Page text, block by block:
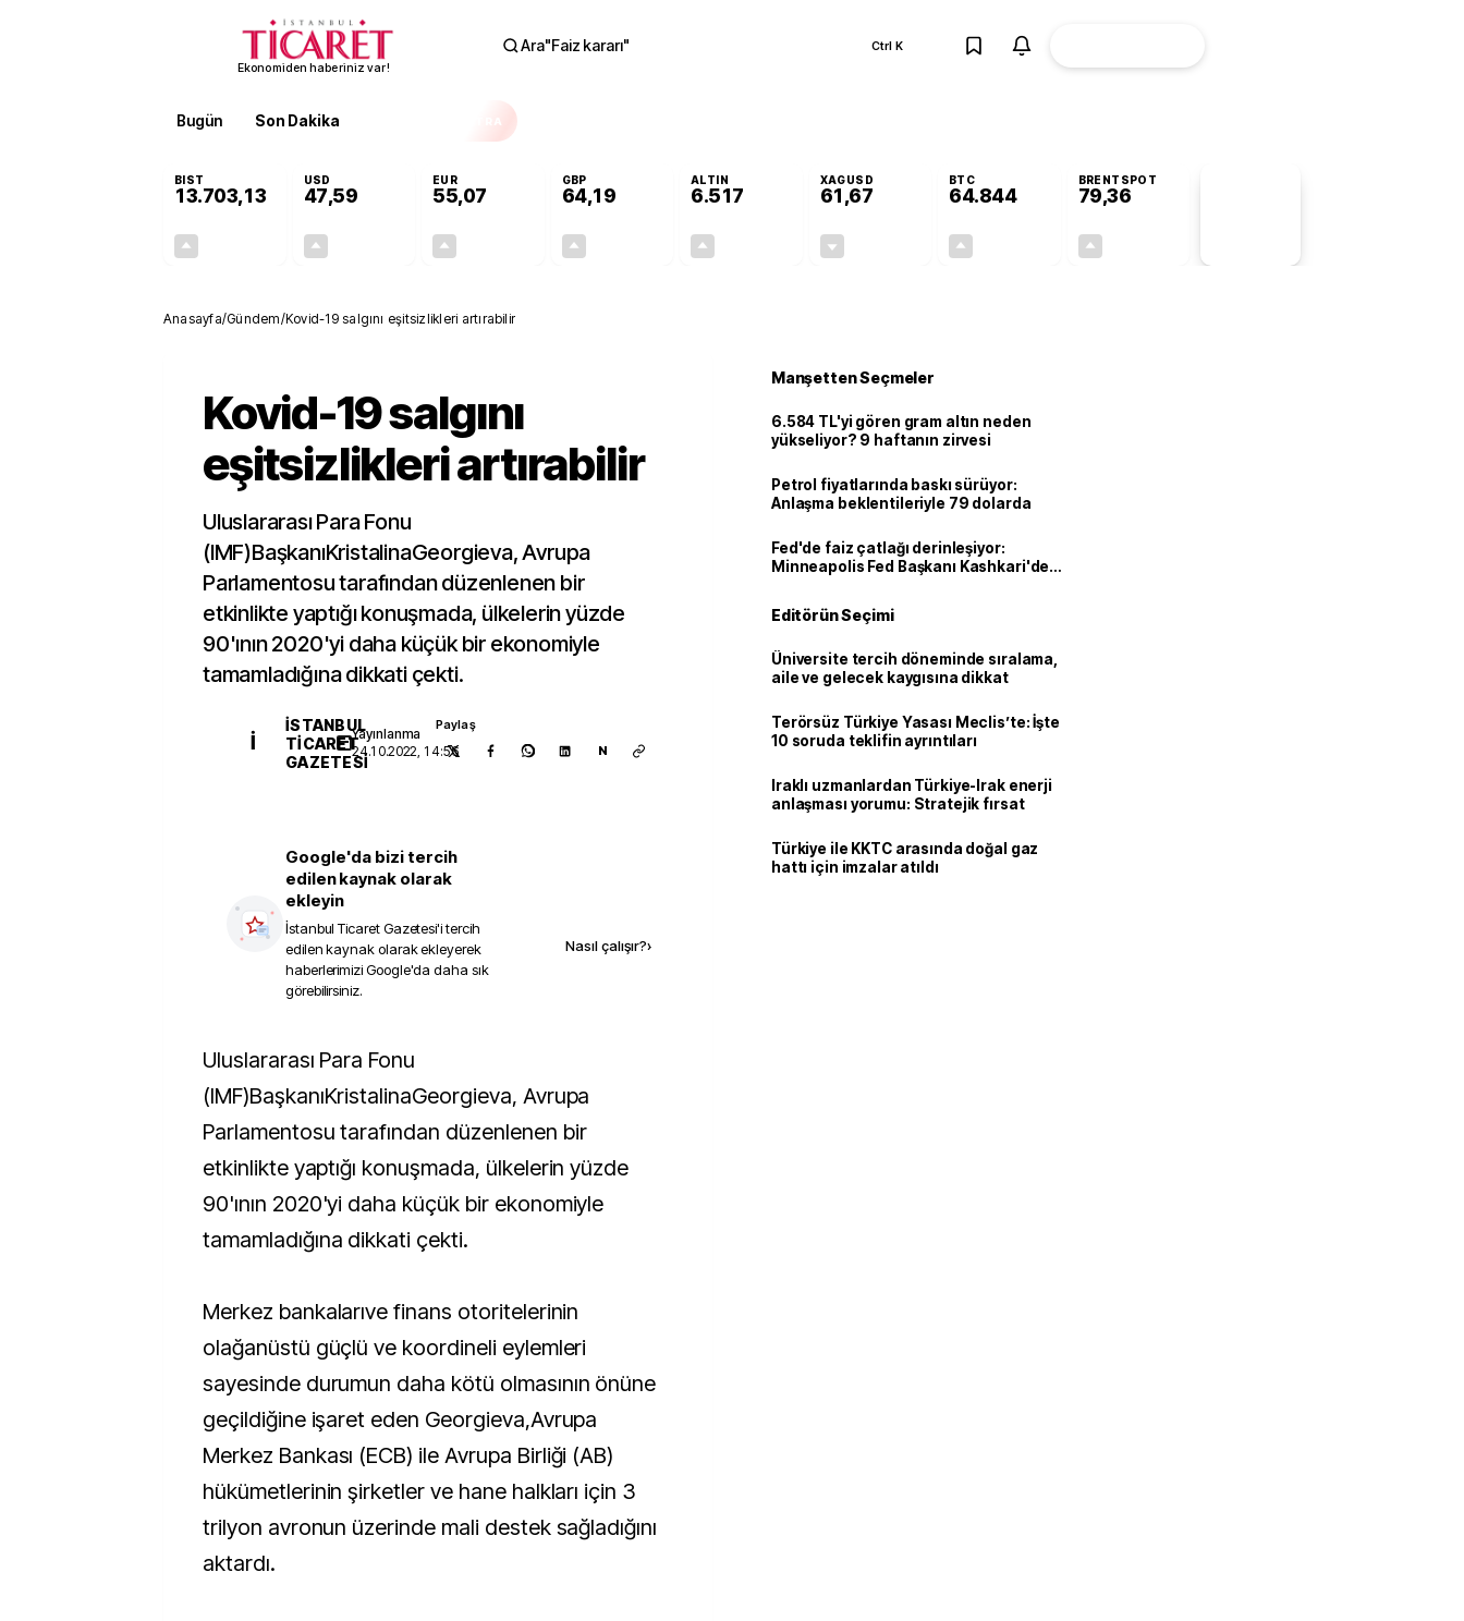
Ekonomiden haberiniz var!
Ara"Faiz kararı" Ctrl K
Bugün Son Dakika
BIST
13.703,13
USD
47,59
EUR
55,07
GBP
64,19
ALTIN
6.517
XAGUSD
61,67
BTC
64.844
BRENTSPOT
79,36
Anasayfa/Gündem/Kovid-19 salgını eşitsizlikleri artırabilir
Kovid-19 salgını
eşitsizlikleri artırabilir
Uluslararası Para Fonu
(IMF)BaşkanıKristalinaGeorgieva, Avrupa
Parlamentosu tarafından düzenlenen bir
etkinlikte yaptığı konuşmada, ülkelerin yüzde
90'ının 2020'yi daha küçük bir ekonomiyle
tamamladığına dikkati çekti.
İ
İSTANBUL
TICARET
GAZETESI
Yayınlanma
24.10.2022, 14:56
Paylaş
N
Google'da bizi tercih
edilen kaynak olarak
ekleyin
İstanbul Ticaret Gazetesi'i tercih
edilen kaynak olarak ekleyerek
haberlerimizi Google'da daha sık
görebilirsiniz.
Nasıl çalışır?›
Uluslararası Para Fonu
(IMF)BaşkanıKristalinaGeorgieva, Avrupa
Parlamentosu tarafından düzenlenen bir
etkinlikte yaptığı konuşmada, ülkelerin yüzde
90'ının 2020'yi daha küçük bir ekonomiyle
tamamladığına dikkati çekti.
Merkez bankalarıve finans otoritelerinin
olağanüstü güçlü ve koordineli eylemleri
sayesinde durumun daha kötü olmasının önüne
geçildiğine işaret eden Georgieva,Avrupa
Merkez Bankası (ECB) ile Avrupa Birliği (AB)
hükümetlerinin şirketler ve hane halkları için 3
trilyon avronun üzerinde mali destek sağladığını
aktardı.
Manşetten Seçmeler
6.584 TL'yi gören gram altın neden
yükseliyor? 9 haftanın zirvesi
Petrol fiyatlarında baskı sürüyor:
Anlaşma beklentileriyle 79 dolarda
Fed'de faiz çatlağı derinleşiyor:
Minneapolis Fed Başkanı Kashkari'den
Editörün Seçimi
Üniversite tercih döneminde sıralama,
aile ve gelecek kaygısına dikkat
Terörsüz Türkiye Yasası Meclis’te: İşte
10 soruda teklifin ayrıntıları
Iraklı uzmanlardan Türkiye-Irak enerji
anlaşması yorumu: Stratejik fırsat
Türkiye ile KKTC arasında doğal gaz
hattı için imzalar atıldı